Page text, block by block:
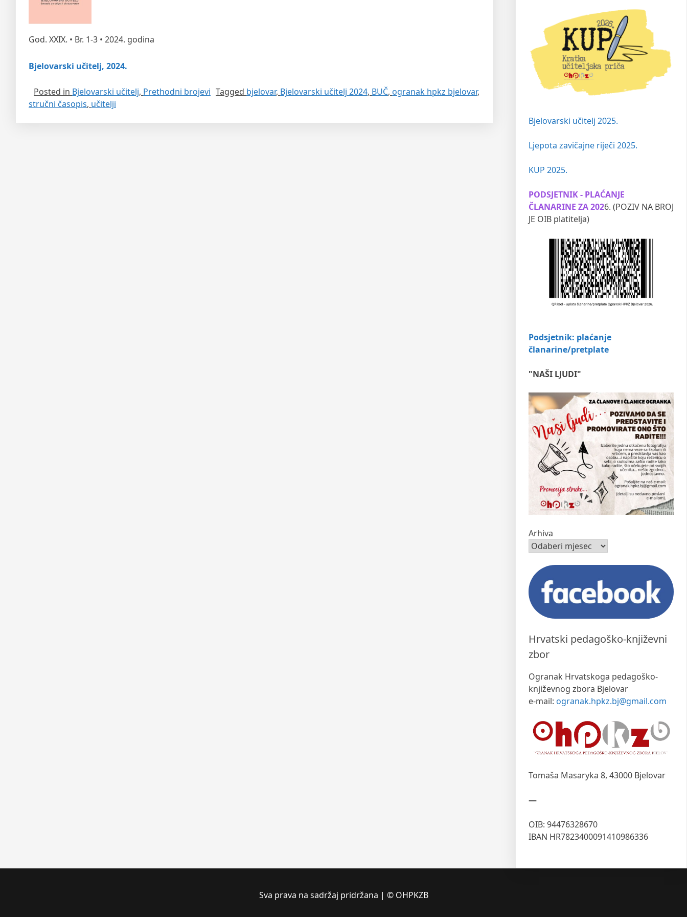
God. XXIX. • Br. 1-3 • 2024. godina
Bjelovarski učitelj, 2024.
Posted in Bjelovarski učitelj, Prethodni brojevi Tagged bjelovar, Bjelovarski učitelj 2024, BUČ, ogranak hpkz bjelovar,
stručni časopis, učitelji
Bjelovarski učitelj 2025.
Ljepota zavičajne riječi 2025.
KUP 2025.
PODSJETNIK - PLAĆANJE
ČLANARINE ZA 2026. (POZIV NA BROJ
JE OIB platitelja)
Podsjetnik: plaćanje
članarine/pretplate
"NAŠI LJUDI"
Arhiva
Hrvatski pedagoško-književni
zbor
Ogranak Hrvatskoga pedagoško-
književnog zbora Bjelovar
e-mail: ogranak.hpkz.bj@gmail.com
Tomaša Masaryka 8, 43000 Bjelovar
—
OIB: 94476328670
IBAN HR7823400091410986336
Sva prava na sadržaj pridržana | © OHPKZB